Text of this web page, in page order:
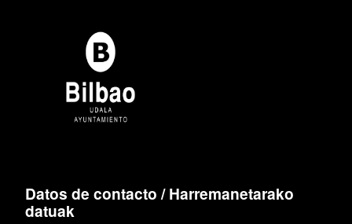
Datos de contacto / Harremanetarako
datuak